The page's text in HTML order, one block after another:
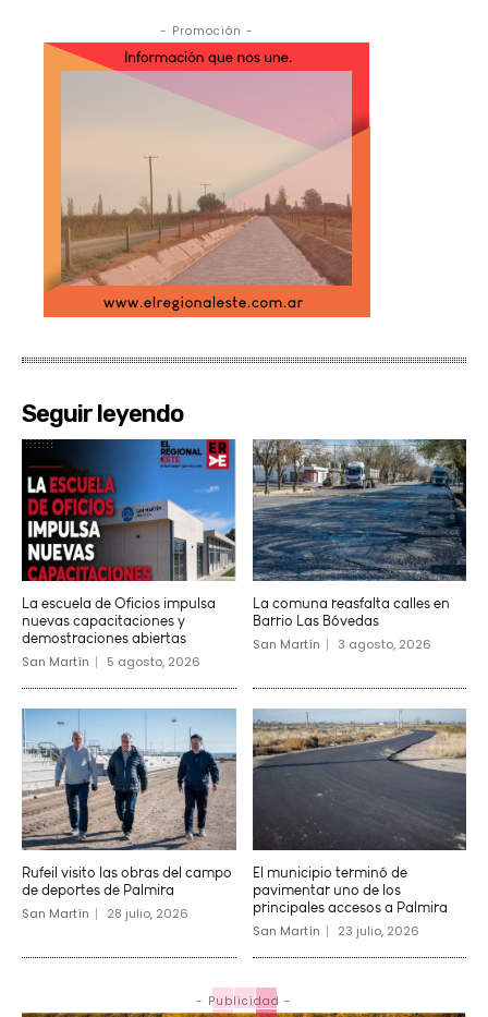
- Promoción -
Seguir leyendo
La escuela de Oficios impulsa
nuevas capacitaciones y
demostraciones abiertas
San Martín 5 agosto, 2026
La comuna reasfalta calles en
Barrio Las Bóvedas
San Martín 3 agosto, 2026
Rufeil visito las obras del campo
de deportes de Palmira
San Martín 28 julio, 2026
El municipio terminó de
pavimentar uno de los
principales accesos a Palmira
San Martín 23 julio, 2026
- Publicidad -